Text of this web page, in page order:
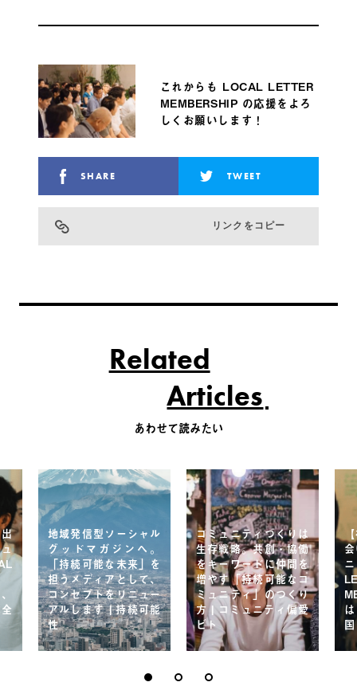
これからも LOCAL LETTER
MEMBERSHIP の応援をよろ
しくお願いします！
SHARE TWEET
リンクをコピー
Related
Articles
あわせて読みたい
地域発信型ソーシャル
グッドマガジンへ。
「持続可能な未来」を
担うメディアとして、
コンセプトをリニュー
アルします | 持続可能
性
コミュニティづくりは
生存戦略。共創・協働
をキーワードに仲間を
増やす「持続可能なコ
ミュニティ」のつくり
方 | コミュニティ偏愛
ビト
国